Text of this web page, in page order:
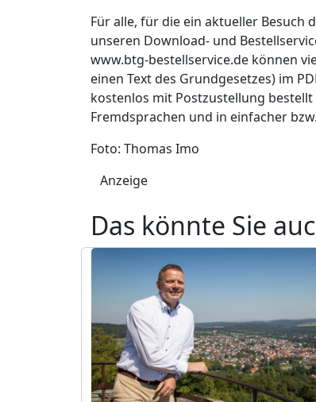
Für alle, für die ein aktueller
unseren Download- und
www.btg-bestellservice.de können
einen Text des Grundgesetzes) im
kostenlos mit Postzustellung
Fremdsprachen und in einfacher
Foto: Thomas Imo
Anzeige
Das könnte Sie